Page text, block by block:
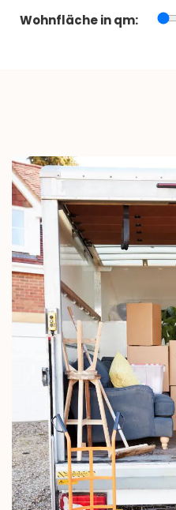
Wohnfläche in qm: